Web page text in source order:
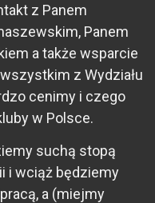
z Panem
Panem
a także wsparcie
z Wydziału
cenimy i czego
w Polsce.
suchą stopą
i wciąż będziemy
a (miejmy